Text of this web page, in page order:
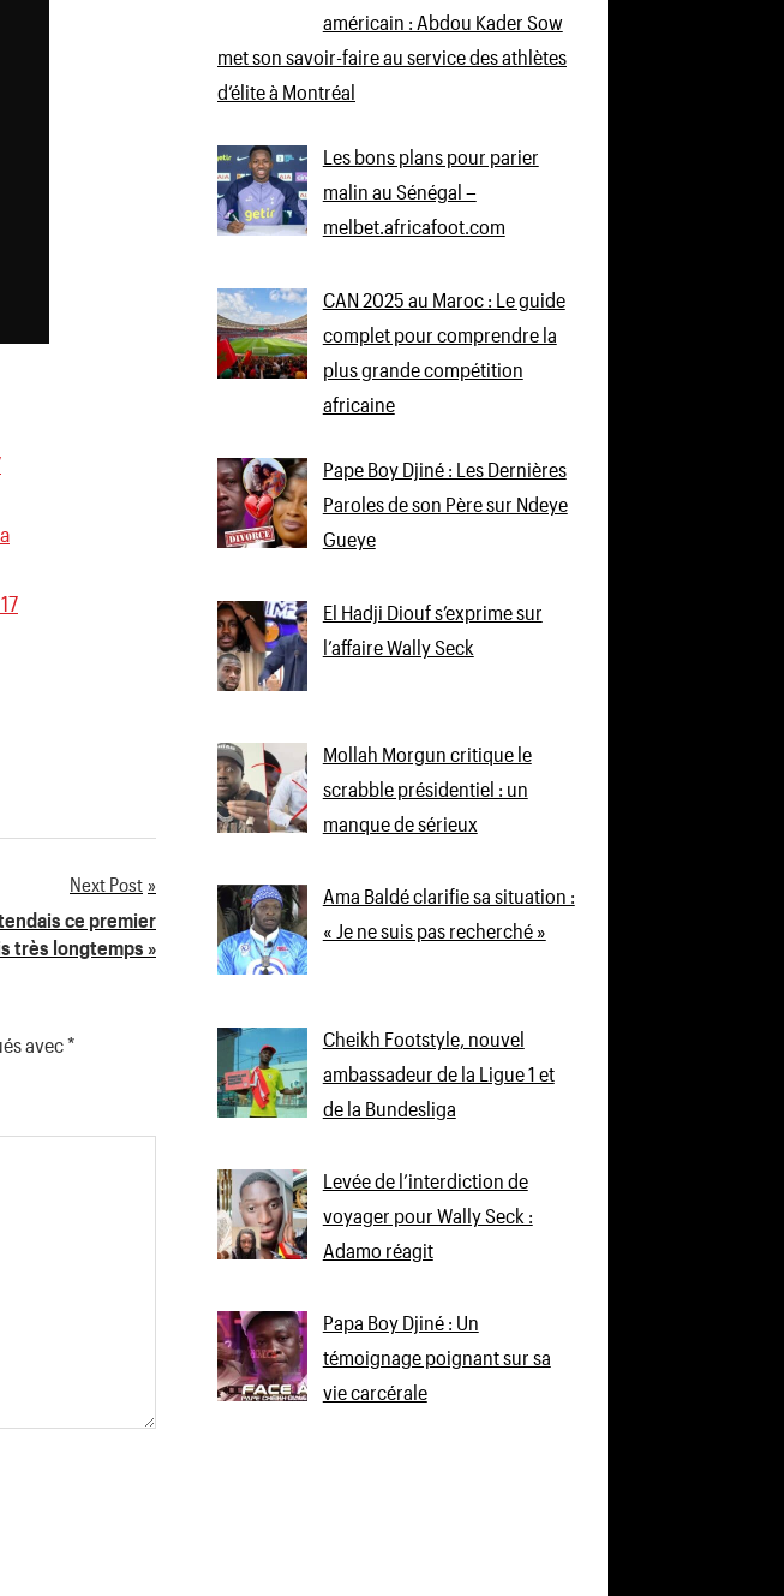
Next Post
ce premier
très longtemps »
avec*
américain : Abdou Kader Sow
met son savoir-faire au service des athlètes
d’élite à Montréal
Les bons plans pour parier
malin au Sénégal –
melbet.africafoot.com
CAN 2025 au Maroc : Le guide
complet pour comprendre la
plus grande compétition
africaine
Pape Boy Djiné : Les Dernières
Paroles de son Père sur Ndeye
Gueye
El Hadji Diouf s’exprime sur
l’affaire Wally Seck
Mollah Morgun critique le
scrabble présidentiel : un
manque de sérieux
Ama Baldé clarifie sa situation :
« Je ne suis pas recherché »
Cheikh Footstyle, nouvel
ambassadeur de la Ligue 1 et
de la Bundesliga
Levée de l’interdiction de
voyager pour Wally Seck :
Adamo réagit
Papa Boy Djiné : Un
témoignage poignant sur sa
vie carcérale